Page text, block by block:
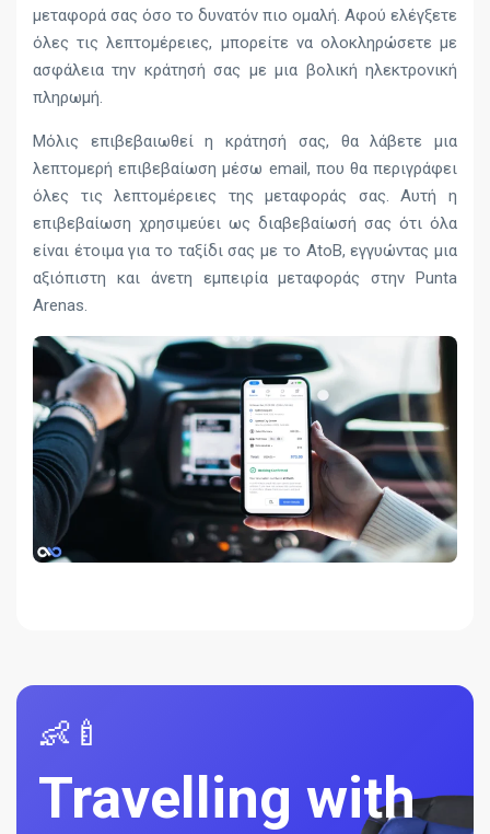
μεταφορά σας όσο το δυνατόν πιο ομαλή. Αφού ελέγξετε
όλες τις λεπτομέρειες, μπορείτε να ολοκληρώσετε με
ασφάλεια την κράτησή σας με μια βολική ηλεκτρονική
πληρωμή.
Μόλις επιβεβαιωθεί η κράτησή σας, θα λάβετε μια
λεπτομερή επιβεβαίωση μέσω email, που θα περιγράφει
όλες τις λεπτομέρειες της μεταφοράς σας. Αυτή η
επιβεβαίωση χρησιμεύει ως διαβεβαίωσή σας ότι όλα
είναι έτοιμα για το ταξίδι σας με το AtoB, εγγυώντας μια
αξιόπιστη και άνετη εμπειρία μεταφοράς στην Punta
Arenas.
👶🍼
Travelling with